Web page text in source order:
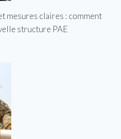
mesures claires : comment
structure PAE